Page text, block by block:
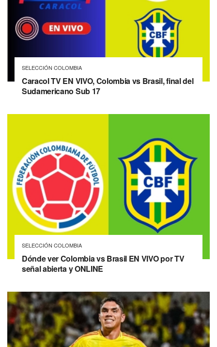
SELECCIÓN COLOMBIA
Caracol TV EN VIVO, Colombia vs Brasil, final del
Sudamericano Sub 17
SELECCIÓN COLOMBIA
Dónde ver Colombia vs Brasil EN VIVO por TV
señal abierta y ONLINE